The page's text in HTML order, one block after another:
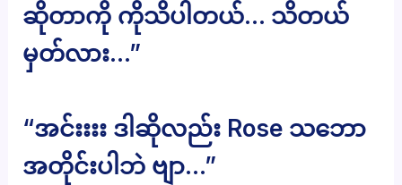
ဆိုတာကို ကိုသိပါတယ်… သိတယ်
မှတ်လား…”
“အင်းးးး ဒါဆိုလည်း Rose သဘော
အတိုင်းပါဘဲ ဗျာ…”